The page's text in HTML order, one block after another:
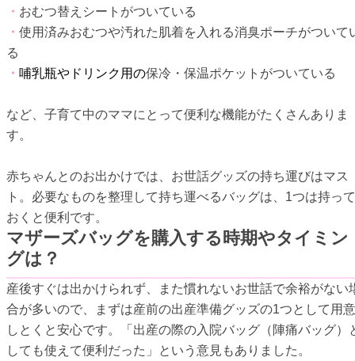
・ おむつ替えシートがついている
・ 使用済みおむつや汚れた肌着を入れる消臭ポーチがついて
る
・ 哺乳瓶やドリンク用の保冷・保温ポケットがついている
など、子育て中のママにとって便利な機能がたくさんありま
す。
赤ちゃんとのお出かけでは、お世話グッズの持ち運びはマス
ト。必要なものを整理して持ち運べるバッグは、1つは持って
おくと便利です。
マザーズバッグを購入する時期やタイミン
グは？
産後すぐは出かけられず、また慣れないお世話で余裕がない
合が多いので、まずは産前の出産準備グッズの1つとして用意
しとくと安心です。「出産の際の入院バッグ（陣痛バッグ）
しても使えて便利だった」という意見もありました。